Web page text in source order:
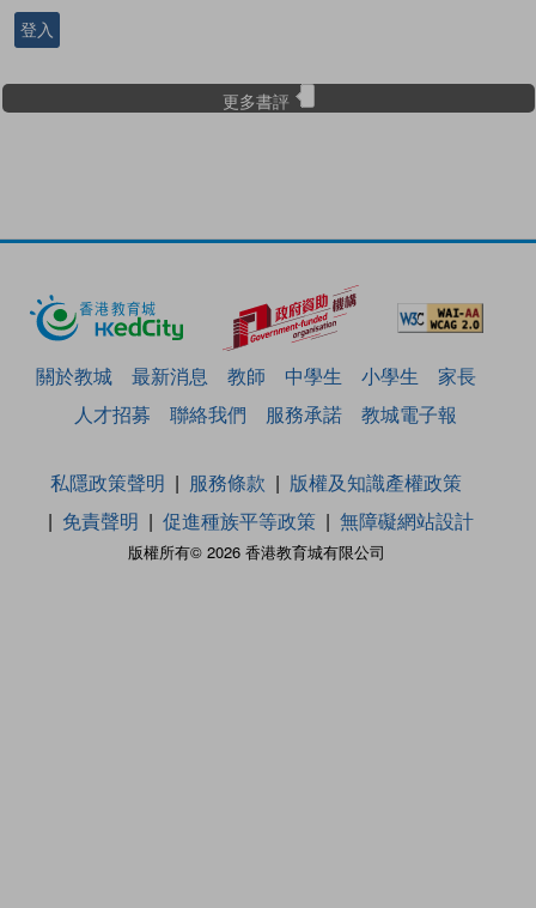
登入
更多書評
關於教城 最新消息 教師 中學生 小學生
家長
人才招募
聯絡我們 服務承諾 教城電子報
版權所有© 2026 香港教育城有限公司
私隱政策聲明 服務條款
版權及知識產權政策
免責聲明
促進種族平等政策 無障礙網站設計